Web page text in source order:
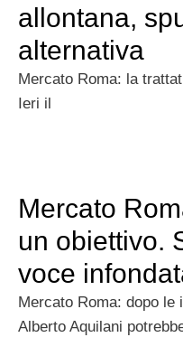
allontana,
alternativa
Mercato Roma: la
Ieri il
Mercato
un obiettivo.
voce
Mercato Roma: dopo
Alberto Aquilani